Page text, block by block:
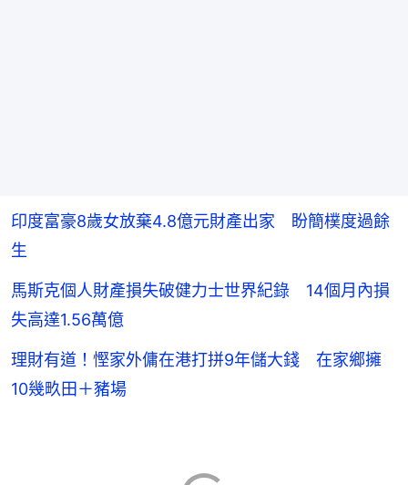
印度富豪8歲女放棄4.8億元財產出家 盼簡樸度過餘
生
馬斯克個人財產損失破健力士世界紀錄 14個月內損
失高達1.56萬億
理財有道！慳家外傭在港打拼9年儲大錢 在家鄉擁
10幾畂田＋豬場